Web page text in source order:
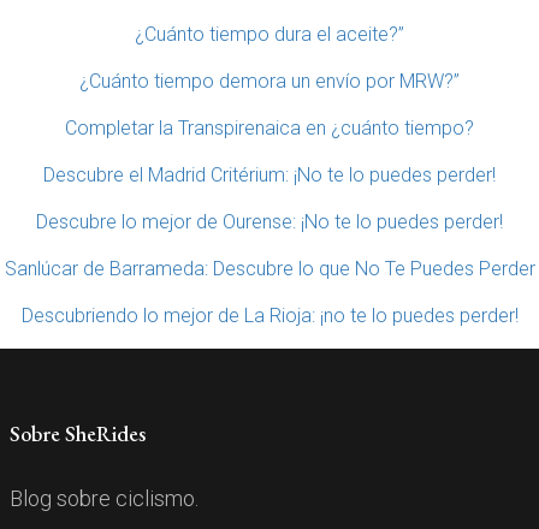
¿Cuánto tiempo dura el aceite?”
¿Cuánto tiempo demora un envío por MRW?”
Completar la Transpirenaica en ¿cuánto tiempo?
Descubre el Madrid Critérium: ¡No te lo puedes perder!
Descubre lo mejor de Ourense: ¡No te lo puedes perder!
Sanlúcar de Barrameda: Descubre lo que No Te Puedes Perder
Descubriendo lo mejor de La Rioja: ¡no te lo puedes perder!
Sobre SheRides
Blog sobre ciclismo.